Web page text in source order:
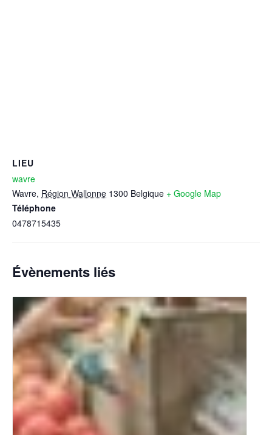
LIEU
wavre
Wavre, Région Wallonne 1300 Belgique + Google Map
Téléphone
0478715435
Évènements liés